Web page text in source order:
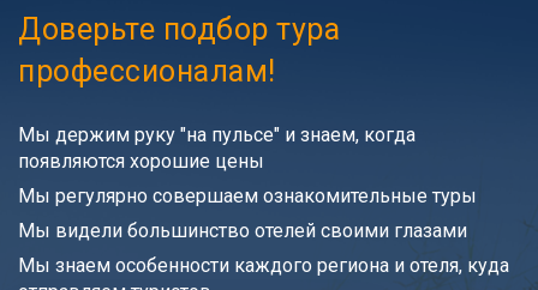
Доверьте подбор тура
профессионалам!
Мы держим руку "на пульсе" и знаем, когда
появляются хорошие цены
Мы регулярно совершаем ознакомительные туры
Мы видели большинство отелей своими глазами
Мы знаем особенности каждого региона и отеля, куда